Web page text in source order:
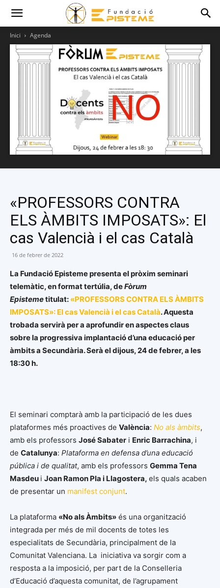
Inici Agenda
«PROFESSORS CONTRA
ELS ÀMBITS IMPOSATS»: El
cas Valencià i el cas Català
16 de febrer de 2022
La Fundació Episteme presenta el pròxim seminari
telemàtic, en format tertúlia, deFòrum
Epistemetitulat: «PROFESSORS CONTRA ELS ÀMBITS
IMPOSATS»: El cas Valencià i el cas Català. Aquesta
trobada servirà per a aprofundir en aspectes claus
sobre la progressiva implantació d’una educació per
àmbits a Secundària. Serà el dijous, 24 de febrer, a les
18:30 h.
El seminari comptarà amb la participació de les dues
plataformes més proactives de València: No als àmbits,
amb els professors José Sabater i Enric Barrachina, i
de Catalunya: Plataforma en defensa d’una educació
pública i de qualitat, amb els professors Gemma Tena
Masdeu i Joan Ramon Pla i Llagostera, els quals acaben
de presentar un manifest conjunt.
La plataforma «No als Àmbits» és una organització
integrada per més de mil docents de totes les
especialitats de Secundària, principalment de la
Comunitat Valenciana. La iniciativa va sorgir com a
resposta a la imposició, per part de la Conselleria
d’Educació d’aquesta comunitat, de l’agrupament